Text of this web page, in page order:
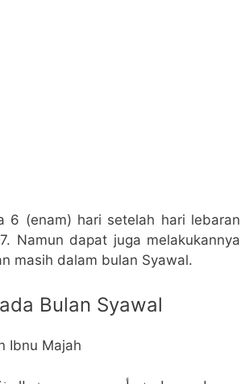
6 (enam) hari setelah hari lebaran
Namun dapat juga melakukannya
masih dalam bulan Syawal.
Bulan Syawal
Ibnu Majah